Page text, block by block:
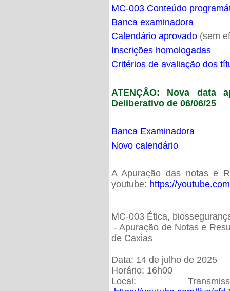
MC-003 Conteúdo
Banca examinadora
Calendário aprovado(sem
Inscrições homologadas
Critérios de avaliação dos
ATENÇÂO: Nova data
Deliberativo de 06/06/25
Banca Examinadora
Novo calendário
A Apuração das notas e
youtube: https://
MC-003 Ética,
- Apuração de Notas e
de Caxias
Data: 14 de julho de 2025
Horário: 16h00
Local: